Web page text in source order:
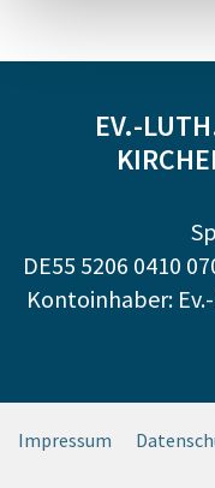
EV.-
DE55 5206 0410
Kontoinhaber:
Impressum